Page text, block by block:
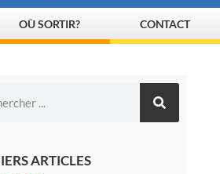
OÙ SORTIR? CONTACT
ARTICLES